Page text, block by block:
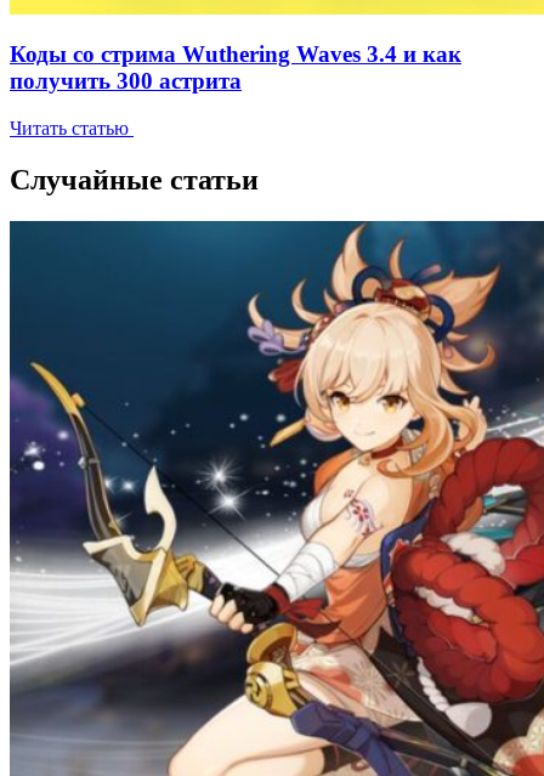
Коды со стрима Wuthering Waves 3.4 и как
получить 300 астрита
Читать статью
Случайные статьи